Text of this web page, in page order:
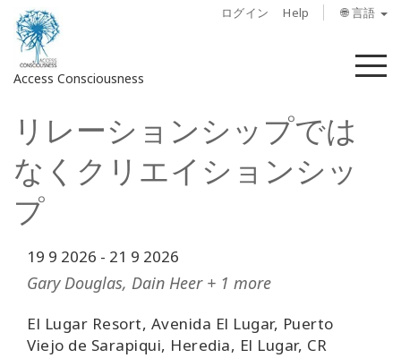
ログイン Help 🌐 言語
Access Consciousness
メ
ア
カ
ウ
ン
ト
サ
イ
イ
ン
リレーションシップでは
なくクリエイションシッ
プ
19 9 2026 - 21 9 2026
Gary Douglas, Dain Heer + 1 more
El Lugar Resort, Avenida El Lugar, Puerto
Viejo de Sarapiqui, Heredia, El Lugar, CR